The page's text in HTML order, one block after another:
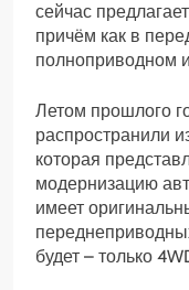
сейчас
причём как в
полноприводном
Летом прошлого
распространили
которая
модернизацию
имеет
будет – только